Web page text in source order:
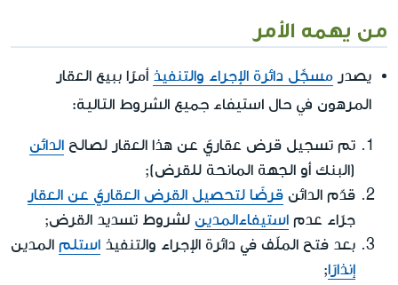
من يهمه الأمر
يصدر مسجِّل دائرة الإجراء والتنفيذ أمرًا ببيع العقار
المرهون في حال استيفاء جميع الشروط التالية:
تم تسجيل قرض عقاريّ عن هذا العقار لصالح الدائن
(البنك أو الجهة المانحة للقرض);
قدّم الدائن قرضًا لتحصيل القرض العقاريّ عن العقار
جرّاء عدم استيفاءالمدين لشروط تسديد القرض;
بعد فتح الملّف في دائرة الإجراء والتنفيذ استلم المدين
إنذارًا;